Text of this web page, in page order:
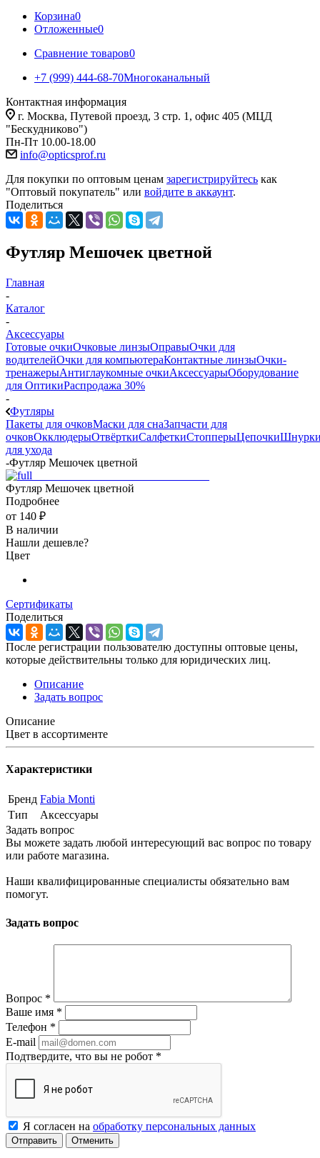
Корзина0
Отложенные0
Сравнение товаров0
+7 (999) 444-68-70Многоканальный
Контактная информация
г. Москва, Путевой проезд, 3 стр. 1, офис 405 (МЦД
"Бескудниково")
Пн-Пт 10.00-18.00
info@opticsprof.ru
Для покупки по оптовым ценам зарегистрируйтесь как
"Оптовый покупатель" или войдите в аккаунт.
Поделиться
Футляр Мешочек цветной
Главная
-
Каталог
-
Аксессуары
Готовые очкиОчковые линзыОправыОчки для
водителейОчки для компьютераКонтактные линзыОчки-
тренажерыАнтиглаукомные очкиАксессуарыОборудование
для ОптикиРаспродажа 30%
-
Футляры
Пакеты для очковМаски для снаЗапчасти для
очковОкклюдерыОтвёрткиСалфеткиСтопперыЦепочки
для ухода
-Футляр Мешочек цветной
Футляр Мешочек цветной
Подробнее
от 140 ₽
В наличии
Нашли дешевле?
Цвет
Сертификаты
Поделиться
После регистрации пользователю доступны оптовые цены,
которые действительны только для юридических лиц.
Описание
Задать вопрос
Описание
Цвет в ассортименте
Характеристики
Бренд Fabia Monti
Тип
Аксессуары
Задать вопрос
Вы можете задать любой интересующий вас вопрос по товару
или работе магазина.
Наши квалифицированные специалисты обязательно вам
помогут.
Задать вопрос
Вопрос *
Ваше имя *
Телефон *
E-mail
Подтвердите, что вы не робот *
Я согласен на обработку персональных данных
Отменить